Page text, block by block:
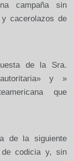
campaña sin
cacerolazos de
de la Sra.
autoritaria» y »
que
de la siguiente
de codicia y, sin